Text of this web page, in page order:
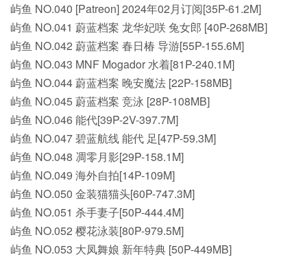
屿鱼 NO.040 [Patreon] 2024年02月订阅[35P-61.2M]
屿鱼 NO.041 蔚蓝档案 龙华妃咲 兔女郎 [40P-268MB]
屿鱼 NO.042 蔚蓝档案 春日椿 导游[55P-155.6M]
屿鱼 NO.043 MNF Mogador 水着[81P-240.1M]
屿鱼 NO.044 蔚蓝档案 晚安魔法 [22P-158MB]
屿鱼 NO.045 蔚蓝档案 竞泳 [28P-108MB]
屿鱼 NO.046 能代[39P-2V-397.7M]
屿鱼 NO.047 碧蓝航线 能代 足[47P-59.3M]
屿鱼 NO.048 凋零月影[29P-158.1M]
屿鱼 NO.049 海外自拍[14P-109M]
屿鱼 NO.050 金装猫猫头[60P-747.3M]
屿鱼 NO.051 杀手妻子[50P-444.4M]
屿鱼 NO.052 樱花泳装[80P-979.5M]
屿鱼 NO.053 大凤舞娘 新年特典 [50P-449MB]